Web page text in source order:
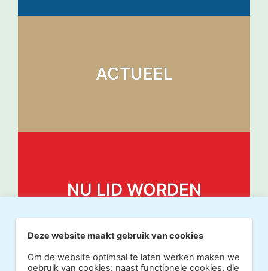
ACTUEEL
NU LID WORDEN
Deze website maakt gebruik van cookies
Om de website optimaal te laten werken maken we
gebruik van cookies: naast functionele cookies, die